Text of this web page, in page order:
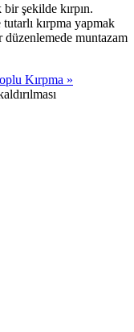
şekilde kırpın.
kırpma yapmak
düzenlemede muntazam
Kırpma »